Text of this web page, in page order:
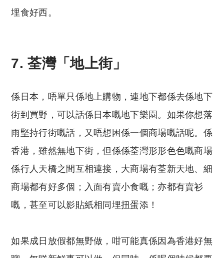
埋食好西。
7. 荃灣「地上街」
係日本，唔單只係地上購物，連地下都係去係地下
街到買野，可以話係日本嘅地下樂園。如果你想落
雨堅持行街嘅話，又唔想困係一個商場嘅話呢。係
香港，雖然無地下街，但係係荃灣形形色色嘅商場
係行人天橋之間互相連接，大商場有荃新天地、細
商場都有好多個；入面有賣小食嘅；亦都有賣衫
嘅，甚至可以影貼紙相同埋扭蛋添！
如果成日放假都無野做，咁可能真係因為香港好無